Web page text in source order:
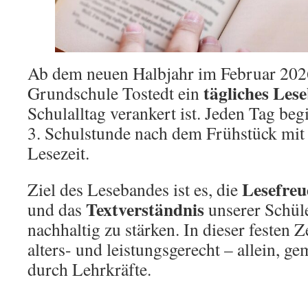
Ab dem neuen Halbjahr im Februar
Grundschule Tostedt eintägliches
Schulalltag verankert ist. Jeden Tag
3. Schulstunde nach dem Frühstück
Lesezeit.
Ziel des Lesebandes ist es, die
und das Textverständnisunserer
nachhaltig zu stärken. In dieser festen
alters- und leistungsgerecht – allein,
durch Lehrkräfte.